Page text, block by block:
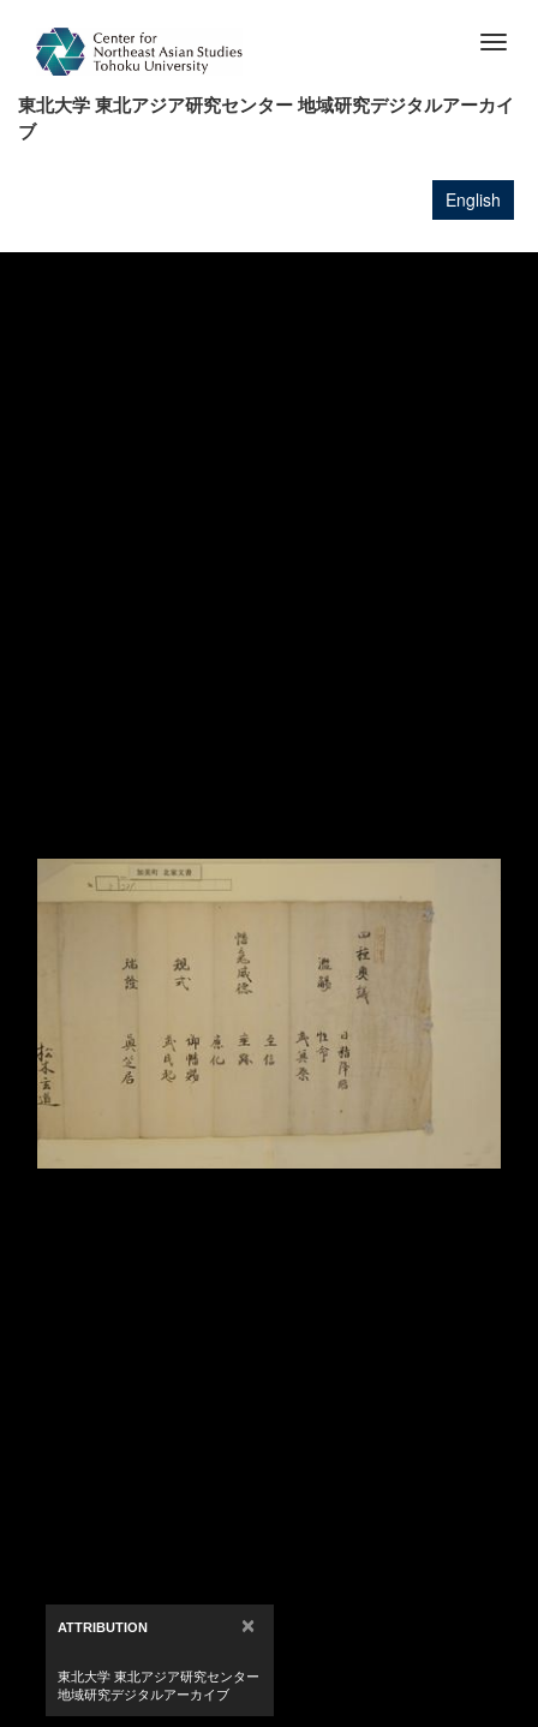
コ
ン
移
東北大学 東北アジア研究センター 地域研究デジタルアーカイ
ブ
English